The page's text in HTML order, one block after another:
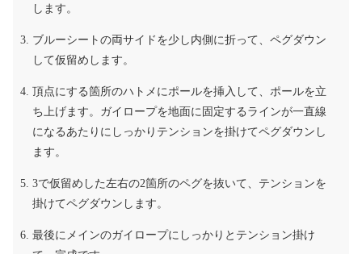
します。
ブルーシートの両サイドを少し内側に折って、ペグダウン
して仮留めします。
頂点にする箇所のハトメにポールを挿入して、ポールを立
ち上げます。ガイロープを地面に固定するラインが一直線
になるあたりにしっかりテンションを掛けてペグダウンし
ます。
3で仮留めした左右の2箇所のペグを抜いて、テンションを
掛けてペグダウンします。
最後にメインのガイロープにしっかりとテンション掛け